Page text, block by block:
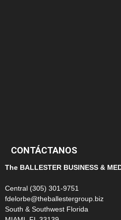
CONTÁCTANOS
The BALLESTER BUSINESS &
Central (305) 301-9751
fdelorbe@theballestergroup.biz
South & Southwest Florida